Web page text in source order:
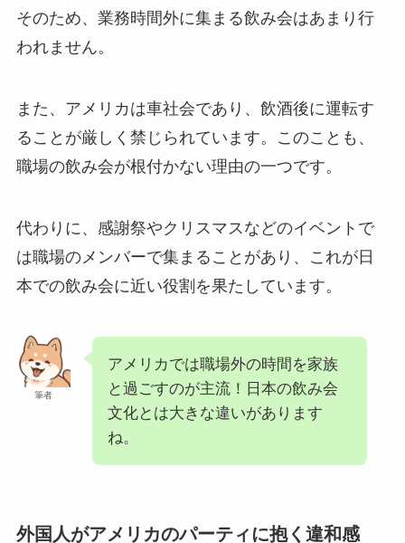
そのため、業務時間外に集まる飲み会はあまり行
われません。
また、アメリカは車社会であり、飲酒後に運転す
ることが厳しく禁じられています。このことも、
職場の飲み会が根付かない理由の一つです。
代わりに、感謝祭やクリスマスなどのイベントで
は職場のメンバーで集まることがあり、これが日
本での飲み会に近い役割を果たしています。
筆者
アメリカでは職場外の時間を家族
と過ごすのが主流！日本の飲み会
文化とは大きな違いがあります
ね。
外国人がアメリカのパーティに抱く違和感